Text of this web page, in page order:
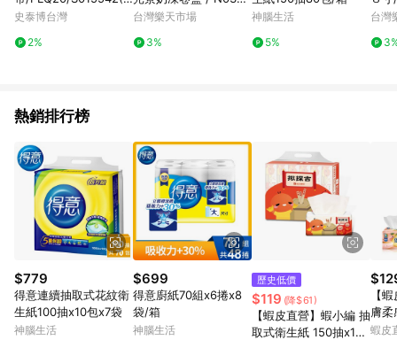
015339)/黑色/3入/盒
史泰博台灣
2%
3
台灣樂天市場
3%
神腦生活
5%
個(
台灣
熱銷排行榜
$779
得意連續抽取式花紋衛
生紙100抽x10包x7袋
神腦生活
$699
得意廚紙70組x6捲x8
袋/箱
神腦生活
歷史低價
$119 (降$61)
【蝦皮直營】蝦小編 抽
取式衛生紙 150抽x12
【
膚
FC-
蝦皮